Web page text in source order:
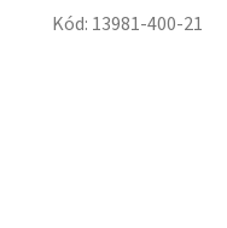
Kód: 13981-400-21